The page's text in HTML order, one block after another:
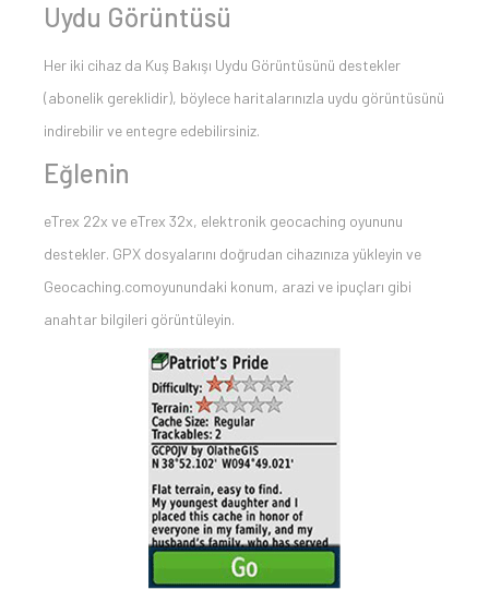
Uydu Görüntüsü
Her iki cihaz da Kuş Bakışı Uydu Görüntüsünü destekler
(abonelik gereklidir), böylece haritalarınızla uydu görüntüsünü
indirebilir ve entegre edebilirsiniz.
Eğlenin
eTrex 22x ve eTrex 32x, elektronik geocaching oyununu
destekler. GPX dosyalarını doğrudan cihazınıza yükleyin ve
Geocaching.comoyunundaki konum, arazi ve ipuçları gibi
anahtar bilgileri görüntüleyin.